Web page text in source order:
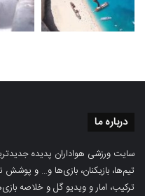
درباره ما
سایت ورزشی هواداران پدیده
تیم‌ها، بازیکنان، بازی‌ها و… و
ترکیب، امار و ویدیو‌‌ گل‌ و خلاصه